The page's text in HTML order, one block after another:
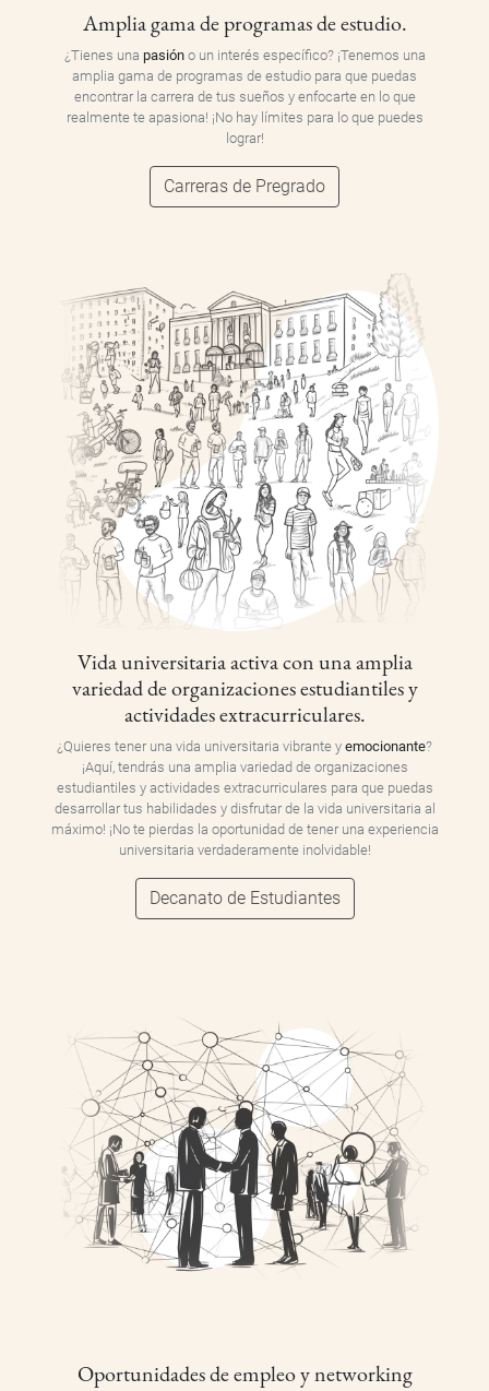
Amplia gama de programas de estudio.
¿Tienes una pasióno un interés específico? ¡Tenemos una
amplia gama de programas de estudio para que puedas
encontrar la carrera de tus sueños y enfocarte en lo que
realmente te apasiona! ¡No hay límites para lo que puedes
lograr!
Carreras de Pregrado
Vida universitaria activa con una amplia
variedad de organizaciones estudiantiles y
actividades extracurriculares.
¿Quieres tener una vida universitaria vibrante y emocionante?
¡Aquí, tendrás una amplia variedad de organizaciones
estudiantiles y actividades extracurriculares para que puedas
desarrollar tus habilidades y disfrutar de la vida universitaria al
máximo! ¡No te pierdas la oportunidad de tener una experiencia
universitaria verdaderamente inolvidable!
Decanato de Estudiantes
Oportunidades de empleo y networking